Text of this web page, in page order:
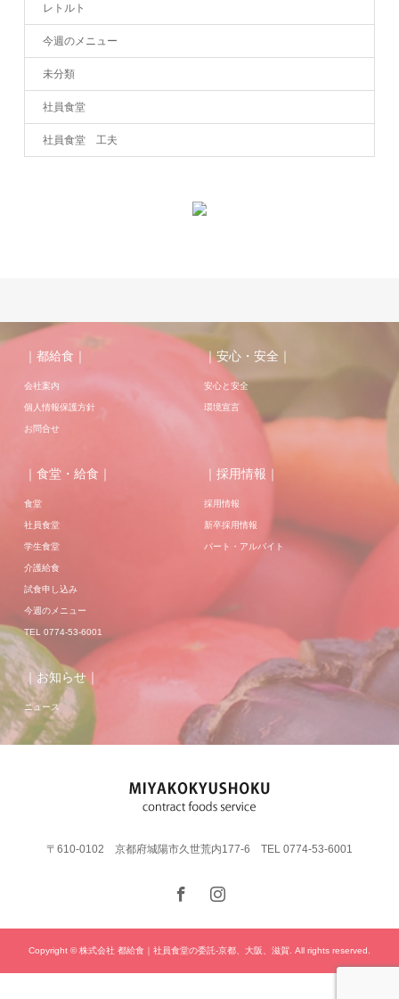
レトルト
今週のメニュー
未分類
社員食堂
社員食堂 工夫
｜都給食｜
会社案内
個人情報保護方針
お問合せ
｜安心・安全｜
安心と安全
環境宣言
｜食堂・給食｜
食堂
社員食堂
学生食堂
介護給食
試食申し込み
今週のメニュー
TEL 0774-53-6001
｜採用情報｜
採用情報
新卒採用情報
パート・アルバイト
｜お知らせ｜
ニュース
〒610-0102 京都府城陽市久世荒内177-6 TEL 0774-53-6001
Copyright © 株式会社 都給食｜社員食堂の委託-京都、大阪、滋賀. All rights reserved.